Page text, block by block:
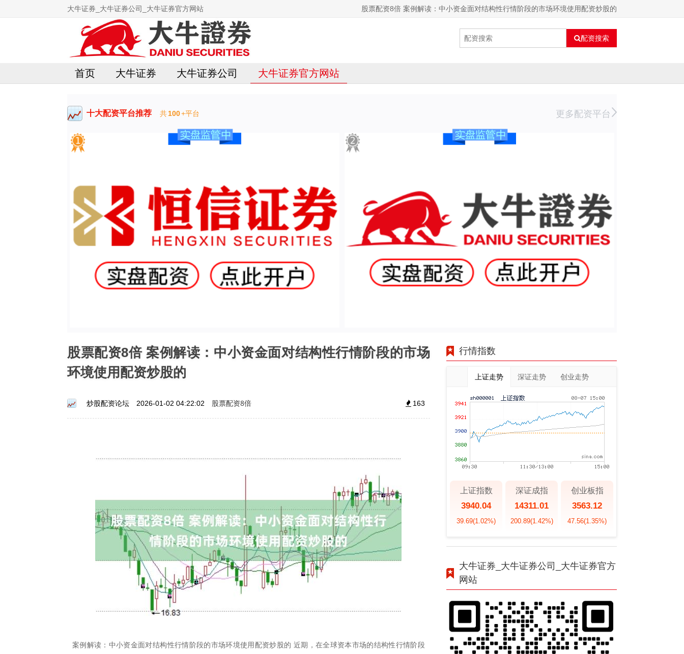
大牛证券_大牛证券公司_大牛证券官方网站 股票配资8倍 案例解读：中小资金面对结构性行情阶段的市场环境使用配资炒股的
配资搜索
首页 大牛证券 大牛证券公司 大牛证券官方网站
十大配资平台推荐 共100+平台 更多配资平台
股票配资8倍 案例解读：中小资金面对结构性行情阶段的市场
环境使用配资炒股的
炒股配资论坛 2026-01-02 04:22:02 股票配资8倍 163
案例解读：中小资金面对结构性行情阶段的市场环境使用配资炒股的 近期，在全球资本市场的结构性行情阶段
行情指数
上证走势 深证走势 创业走势
上证指数
3940.04
39.69(1.02%)
深证成指
14311.01
200.89(1.42%)
创业板指
3563.12
47.56(1.35%)
大牛证券_大牛证券公司_大牛证券官方
网站